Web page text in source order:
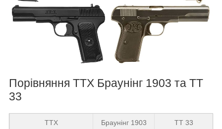
Порівняння ТТХ Браунінг 1903 та ТТ
33
ТТХ Браунінг 1903 ТТ 33